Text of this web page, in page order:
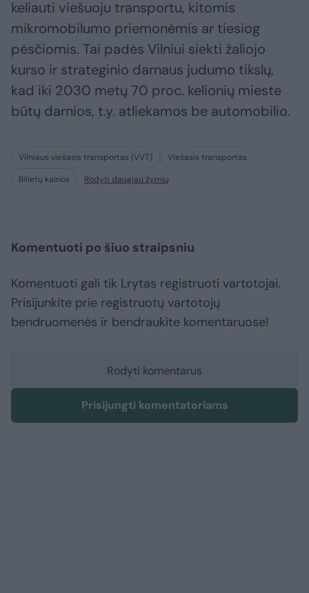
keliauti viešuoju transportu, kitomis
mikromobilumo priemonėmis ar tiesiog
pėsčiomis. Tai padės Vilniui siekti žaliojo
kurso ir strateginio darnaus judumo tikslų,
kad iki 2030 metų 70 proc. kelionių mieste
būtų darnios, t.y. atliekamos be automobilio.
Vilniaus viešasis transportas (VVT)
Viešasis transportas
Bilietų kainos
Rodyti daugiau žymių
Komentuoti po šiuo straipsniu
Komentuoti gali tik Lrytas registruoti vartotojai.
Prisijunkite prie registruotų vartotojų
bendruomenės ir bendraukite komentaruose!
Rodyti komentarus
Prisijungti komentatoriams